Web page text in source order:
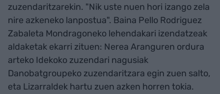
zuzendaritzarekin. "Nik uste nuen hori izango zela
nire azkeneko lanpostua". Baina Pello Rodriguez
Zabaleta Mondragoneko lehendakari izendatzeak
aldaketak ekarri zituen: Nerea Aranguren ordura
arteko Idekoko zuzendari nagusiak
Danobatgroupeko zuzendaritzara egin zuen salto,
eta Lizarraldek hartu zuen azken horren tokia.